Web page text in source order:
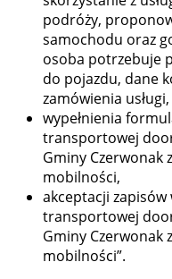
podróży,
samochodu oraz
osoba potrzebuje
do pojazdu, dane
zamówienia usługi,
wypełnienia
transportowej
Gminy Czerwonak
mobilności,
akceptacji zapisów
transportowej
Gminy Czerwonak
mobilności”.